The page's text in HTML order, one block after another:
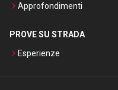
Approfondimenti
PROVE SU STRADA
Esperienze